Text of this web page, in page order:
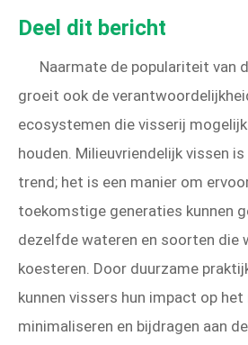
Deel dit bericht
Naarmate de populariteit van
groeit ook de
ecosystemen die visserij
houden. Milieuvriendelijk vissen
trend; het is een manier om
toekomstige generaties kunnen
dezelfde wateren en soorten die
koesteren. Door duurzame
kunnen vissers hun impact op het
minimaliseren en bijdragen aan